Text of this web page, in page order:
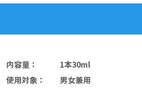
内容量：
1本30ml
使用対象：
男女兼用